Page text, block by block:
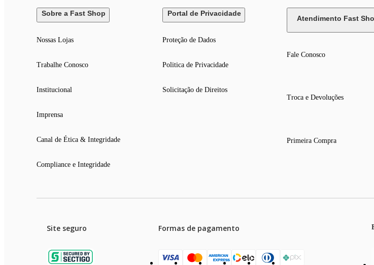
Sobre a Fast Shop
Nossas Lojas
Trabalhe Conosco
Institucional
Imprensa
Canal de Ética & Integridade
Compliance e Integridade
Portal de Privacidade
Proteção de Dados
Politica de Privacidade
Solicitação de Direitos
Atendimento Fast
Fale Conosco
Troca e Devoluções
Primeira Compra
Site seguro Formas de pagamento